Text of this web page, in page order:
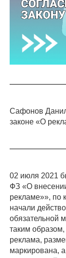
Сафонов
законе «О
02 июля 2021
ФЗ «О
рекламе»», по
начали
обязательной
таким
реклама,
маркирована,